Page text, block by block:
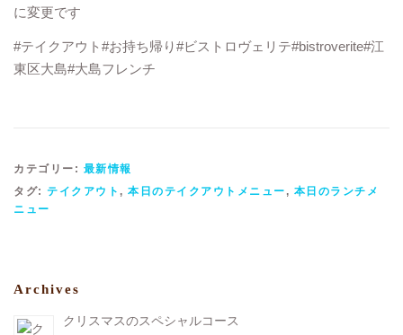
に変更です
#テイクアウト#お持ち帰り#ビストロヴェリテ#bistroverite#江
東区大島#大島フレンチ
カテゴリー: 最新情報
タグ: テイクアウト , 本日のテイクアウトメニュー , 本日のランチメ
ニュー
Archives
クリスマスのスペシャルコース